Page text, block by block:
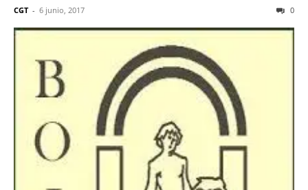
CGT - 6 junio, 2017 0